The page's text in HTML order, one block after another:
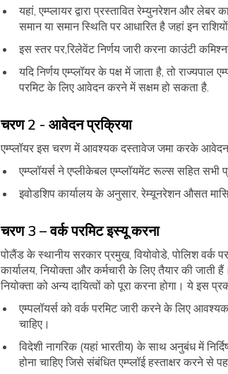
यहां, एम्प्लायर द्वारा प्रस्तावित रेम्युनरेशन और
समान या समान स्थिति पर आधारित है जहां इन
इस स्तर पर,रिलेवेंट निर्णय जारी करना काउंटी
यदि निर्णय एम्प्लॉयर के पक्ष में जाता है, तो
परमिट के लिए आवेदन करने में सक्षम हो सकता है.
चरण 2 - आवेदन प्रक्रिया
एम्प्लॉयर इस चरण में आवश्यक दस्तावेज जमा करके आवेदन
एम्प्लॉयर्स ने एप्लीकेबल एम्प्लॉयमेंट रूल्स सहित
इवोडशिप कार्यालय के अनुसार, रेम्यूनरेशन औसत
चरण 3 – वर्क परमिट इस्यू करना
पोलैंड के स्थानीय सरकार प्रमुख, वियोवोडे, पोलिश वर्क
कार्यालय, नियोक्ता और कर्मचारी के लिए तैयार की
नियोक्ता को अन्य दायित्वों को पूरा करना होगा। ये इस
एम्पलॉयर्स को वर्क परमिट जारी करने के लिए
चाहिए।
विदेशी नागरिक (यहां भारतीय) के साथ अनुबंध में
होना चाहिए जिसे संबंधित एम्प्लॉई हस्ताक्षर करने